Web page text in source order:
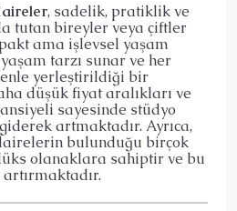
, sadelik, pratiklik ve
tutan bireyler veya çiftler
ama işlevsel yaşam
tarzı sunar ve her
yerleştirildiği bir
düşük fiyat aralıkları ve
sayesinde stüdyo
artmaktadır. Ayrıca,
bulunduğu birçok
olanaklara sahiptir ve bu